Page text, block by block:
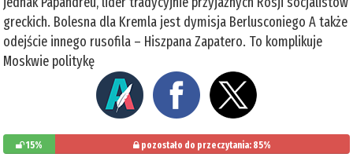
greckich. Bolesna dla Kremla jest dymisja Berlusconiego A także
odejście innego rusofila – Hiszpana Zapatero. To komplikuje
Moskwie politykę
15% pozostało do przeczytania: 85%